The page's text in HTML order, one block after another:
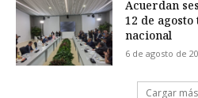
Acuerdan
12 de
nacional
6 de agosto de
Cargar más